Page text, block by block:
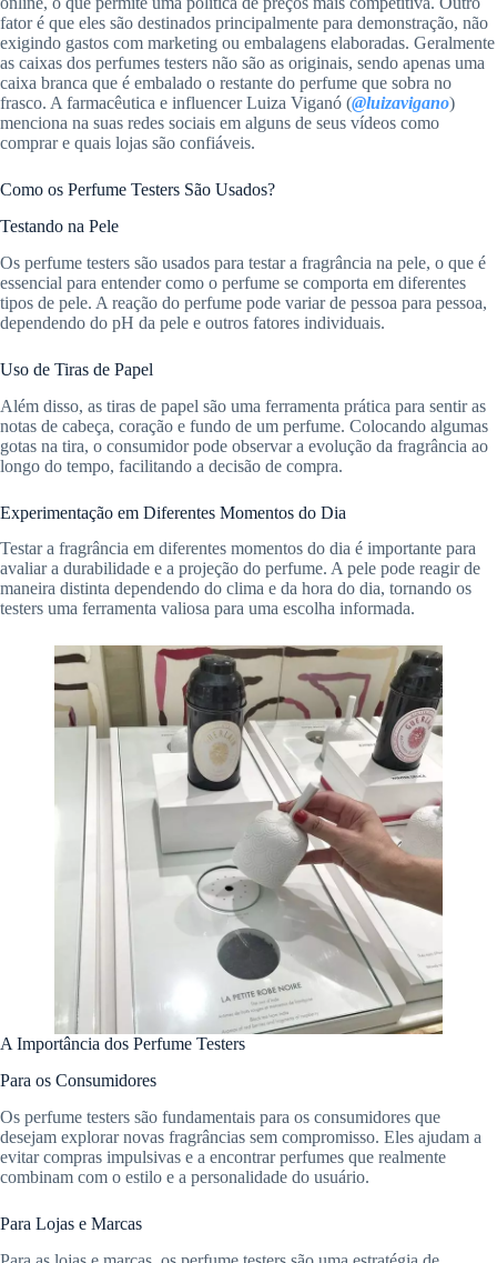
fator é que eles são destinados principalmente para demonstração, não
exigindo gastos com marketing ou embalagens elaboradas. Geralmente
as caixas dos perfumes testers não são as originais, sendo apenas uma
caixa branca que é embalado o restante do perfume que sobra no
frasco. A farmacêutica e influencer Luiza Viganó (@luizavigano)
menciona na suas redes sociais em alguns de seus vídeos como
comprar e quais lojas são confiáveis.
Como os Perfume Testers São Usados?
Testando na Pele
Os perfume testers são usados para testar a fragrância na pele, o que é
essencial para entender como o perfume se comporta em diferentes
tipos de pele. A reação do perfume pode variar de pessoa para pessoa,
dependendo do pH da pele e outros fatores individuais.
Uso de Tiras de Papel
Além disso, as tiras de papel são uma ferramenta prática para sentir as
notas de cabeça, coração e fundo de um perfume. Colocando algumas
gotas na tira, o consumidor pode observar a evolução da fragrância ao
longo do tempo, facilitando a decisão de compra.
Experimentação em Diferentes Momentos do Dia
Testar a fragrância em diferentes momentos do dia é importante para
avaliar a durabilidade e a projeção do perfume. A pele pode reagir de
maneira distinta dependendo do clima e da hora do dia, tornando os
testers uma ferramenta valiosa para uma escolha informada.
A Importância dos Perfume Testers
Para os Consumidores
Os perfume testers são fundamentais para os consumidores que
desejam explorar novas fragrâncias sem compromisso. Eles ajudam a
evitar compras impulsivas e a encontrar perfumes que realmente
combinam com o estilo e a personalidade do usuário.
Para Lojas e Marcas